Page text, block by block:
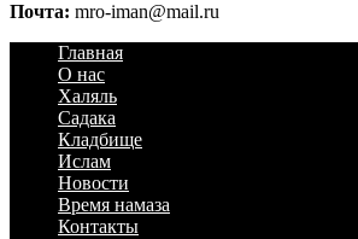
Почта: mro-iman@mail.ru
Главная
О нас
Халяль
Садака
Кладбище
Ислам
Новости
Время намаза
Контакты